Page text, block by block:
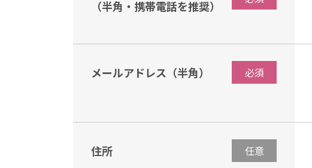
（半角・携帯電話を推奨）
メールアドレス（半角）
必須
住所 任意